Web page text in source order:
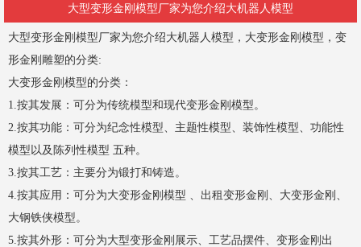
大型变形金刚模型厂家为您介绍大机器人模型
大型变形金刚模型厂家为您介绍大机器人模型，大变形金刚模型，变
形金刚雕塑的分类:
大变形金刚模型的分类：
1.按其发展：可分为传统模型和现代变形金刚模型。
2.按其功能：可分为纪念性模型、主题性模型、装饰性模型、功能性
模型以及陈列性模型 五种。
3.按其工艺：主要分为锻打和铸造。
4.按其应用：可分为大变形金刚模型 、出租变形金刚、大变形金刚、
大钢铁侠模型。
5.按其外形：可分为大型变形金刚展示、工艺品摆件、变形金刚出